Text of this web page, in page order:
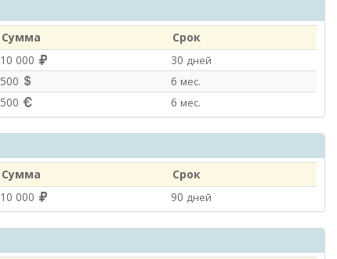
Сумма
Срок
10 000 30 дней
500 6 мес.
500 6 мес.
Сумма
Срок
10 000 90 дней